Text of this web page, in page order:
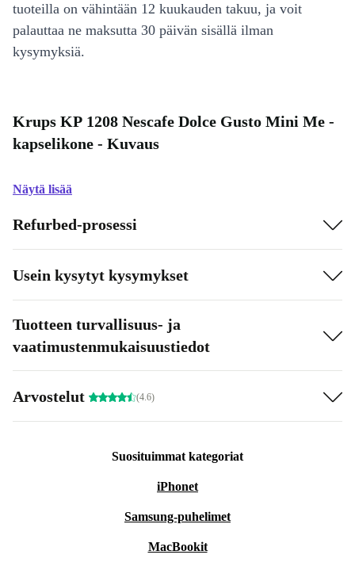
tuoteilla on vähintään 12 kuukauden takuu, ja voit
palauttaa ne maksutta 30 päivän sisällä ilman
kysymyksiä.
Krups KP 1208 Nescafe Dolce Gusto Mini Me -
kapselikone - Kuvaus
Näytä lisää
Refurbed-prosessi
Usein kysytyt kysymykset
Tuotteen turvallisuus- ja
vaatimustenmukaisuustiedot
Arvostelut (4.6)
Suosituimmat kategoriat
iPhonet
Samsung-puhelimet
MacBookit